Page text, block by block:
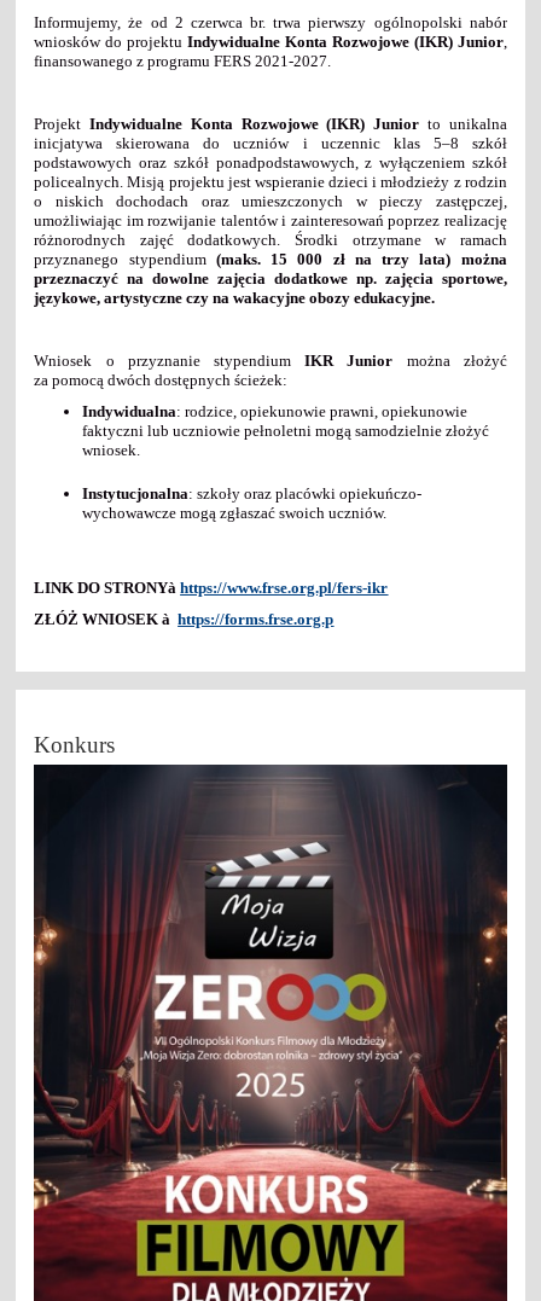
Informujemy, że od 2 czerwca br. trwa pierwszy ogólnopolski nabór
wniosków do projektuIndywidualne Konta Rozwojowe (IKR) Junior,
finansowanego z programu FERS 2021-2027.
ProjektIndywidualne Konta Rozwojowe (IKR) Junior to unikalna
inicjatywa skierowana do uczniów i uczennic klas 5–8 szkół
podstawowych oraz szkół ponadpodstawowych, z wyłączeniem szkół
policealnych. Misją projektu jest wspieranie dzieci i młodzieży z rodzin
o niskich dochodach oraz umieszczonych w pieczy zastępczej,
umożliwiając im rozwijanie talentów i zainteresowań poprzez realizację
różnorodnych zajęć dodatkowych. Środki otrzymane w ramach
przyznanego stypendium(maks. 15 000 zł na trzy lata) można
przeznaczyć na dowolne zajęcia dodatkowe np. zajęcia sportowe,
językowe, artystyczne czy na wakacyjne obozy edukacyjne.
Wniosek o przyznanie stypendiumIKR Junior można złożyć
za pomocą dwóch dostępnych ścieżek:
Indywidualna: rodzice, opiekunowie prawni, opiekunowie
faktyczni lub uczniowie pełnoletni mogą samodzielnie złożyć
wniosek.
Instytucjonalna: szkoły oraz placówki opiekuńczo-
wychowawcze mogą zgłaszać swoich uczniów.
LINK DO STRONYà https://www.frse.org.pl/fers-ikr
ZŁÓŻ WNIOSEKà https://forms.frse.org.p
Konkurs